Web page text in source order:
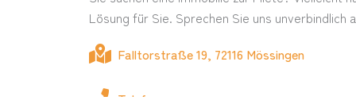
Lösung für Sie. Sprechen Sie uns unverbindlich
Falltorstraße 19, 72116 Mössingen
Telefon